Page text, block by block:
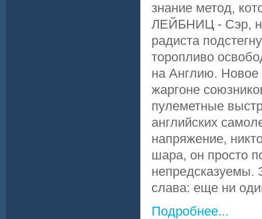
знание метод,
ЛЕЙБНИЦ - Сэр,
радиста
торопливо
на Англию.
жаргоне
пулеметные
английских
напряжение,
шара, он просто
непредсказуемы.
слава: еще ни
Подробнее...